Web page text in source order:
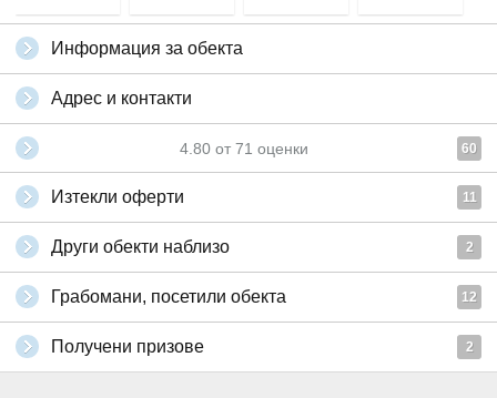
Информация за обекта
Адрес и контакти
4.80 от 71 оценки 60
Изтекли оферти 11
Други обекти наблизо 2
Грабомани, посетили обекта 12
Получени призове 2